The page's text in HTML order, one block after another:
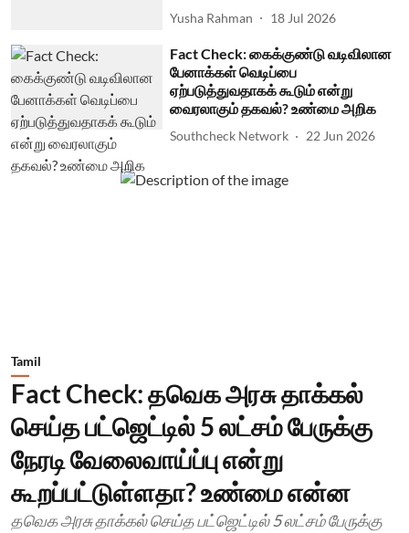
Yusha Rahman 18 Jul 2026
Fact Check: கைக்குண்டு வடிவிலான
பேனாக்கள் வெடிப்பை
ஏற்படுத்துவதாகக் கூடும் என்று
வைரலாகும் தகவல்? உண்மை அறிக
Southcheck Network 22 Jun 2026
Tamil
Fact Check: தவெக அரசு தாக்கல்
செய்த பட்ஜெட்டில் 5 லட்சம் பேருக்கு
நேரடி வேலைவாய்ப்பு என்று
கூறப்பட்டுள்ளதா? உண்மை என்ன
தவெக அரசு தாக்கல் செய்த பட்ஜெட்டில் 5 லட்சம் பேருக்கு